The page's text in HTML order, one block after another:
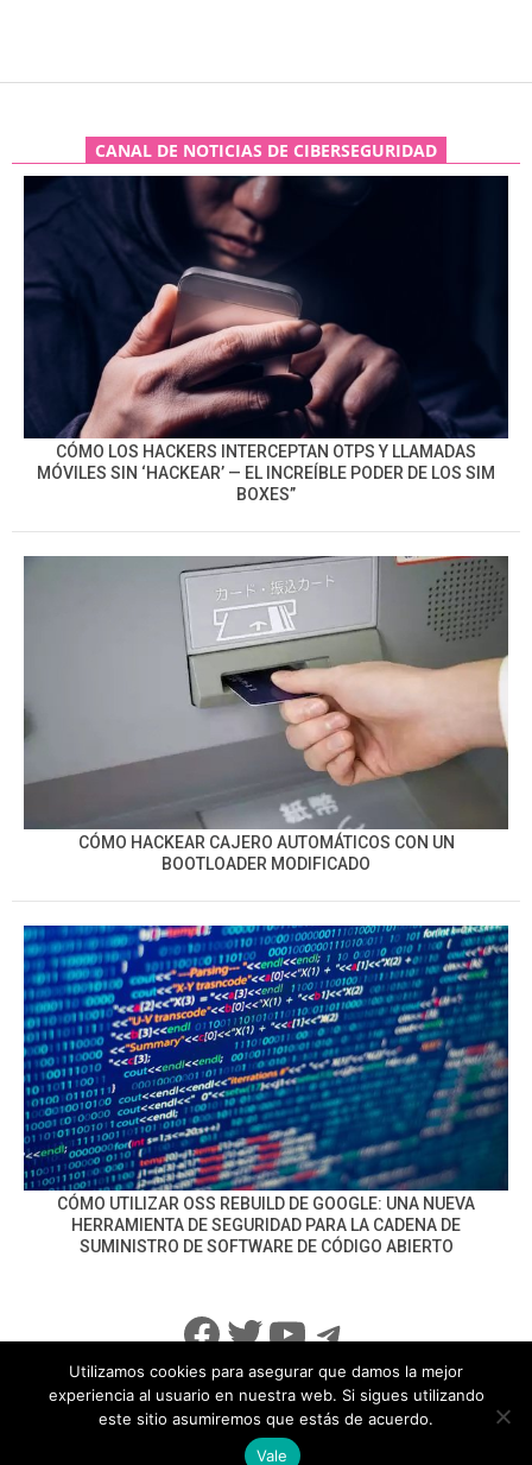
CANAL DE NOTICIAS DE CIBERSEGURIDAD
CÓMO LOS HACKERS INTERCEPTAN OTPS Y LLAMADAS
MÓVILES SIN ‘HACKEAR’ — EL INCREÍBLE PODER DE LOS SIM
BOXES”
CÓMO HACKEAR CAJERO AUTOMÁTICOS CON UN
BOOTLOADER MODIFICADO
CÓMO UTILIZAR OSS REBUILD DE GOOGLE: UNA NUEVA
HERRAMIENTA DE SEGURIDAD PARA LA CADENA DE
SUMINISTRO DE SOFTWARE DE CÓDIGO ABIERTO
Facebook
Twitter
YouTube
Telegram
info@noticiasseguridad.com Política de Privacidad
Utilizamos cookies para asegurar que damos la mejor
experiencia al usuario en nuestra web. Si sigues utilizando
este sitio asumiremos que estás de acuerdo.
Vale